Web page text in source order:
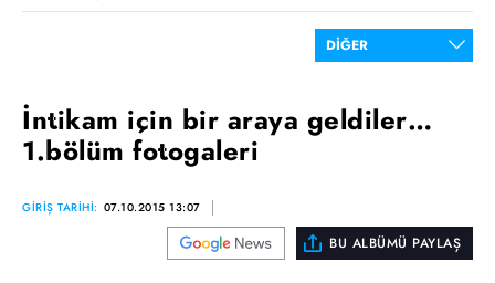
İntikam için bir araya geldiler…
1.bölüm fotogaleri
GİRİŞ TARİHİ: 07.10.2015 13:07
BU ALBÜMÜ PAYLAŞ